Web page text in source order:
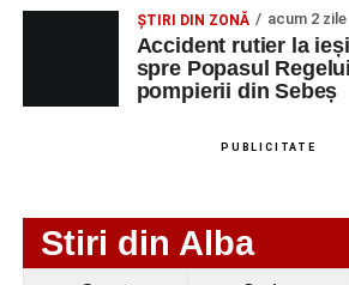
Femeie de 66 de ani,
spital după ce a fost lovită de
strada Dorobanți din Sebeș
Accident pe strada Dorobanți
de 66 de ani rănită grav, după
Fest, la Cetatea Greavilor din
ȘTIRI DIN ZONĂ acum 2 zile
Accident rutier la
spre Popasul
pompierii din Sebeș
PUBLICITATE
Stiri din Alba